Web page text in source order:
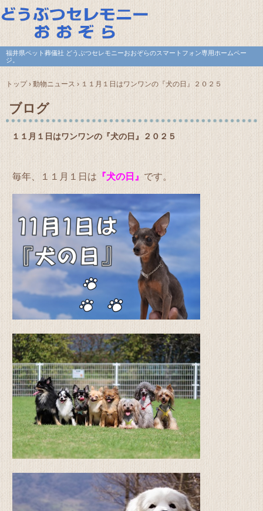
福井県ペット葬儀社 どうぶつセレモニーおおぞらのスマートフォン専用ホームペー
ジ。
トップ› 動物ニュース › １１月１日はワンワンの『犬の日』２０２５
ブログ
１１月１日はワンワンの『犬の日』２０２５
毎年、１１月１日は 『犬の日』 です。